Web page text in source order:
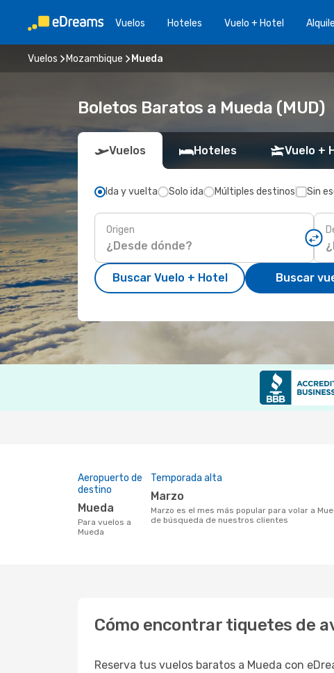
Vuelos Hoteles Vuelo + Hotel
Vuelos Mozambique Mueda
Boletos Baratos a Mueda (MUD)
Vuelos Hoteles Vuelo +
Ida y vuelta Solo ida Múltiples destinos Sin
Origen
Buscar Vuelo + Hotel Buscar
Aeropuerto de
destino
Mueda
Para vuelos a
Mueda
Temporada alta
marzo
marzo es el mes más popular para volar a Mueda según los resultados de los datos
de búsqueda de nuestros clientes
Cómo encontrar tiquetes de
Reserva tus vuelos baratos a Mueda con